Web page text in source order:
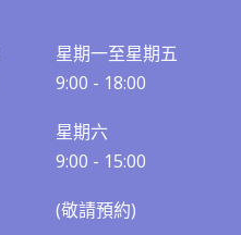
星期一至星期五
9:00 - 18:00
星期六
9:00 - 15:00
(敬請預約)​​